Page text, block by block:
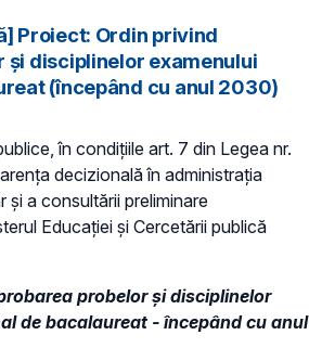
Proiect: Ordin privind
și disciplinelor examenului
(începând cu anul 2030)
în condiţiile art. 7 din Legea nr.
decizională în administraţia
și a consultării preliminare
Educaţiei și Cercetării publică
probelor și disciplinelor
de bacalaureat - începând cu anul